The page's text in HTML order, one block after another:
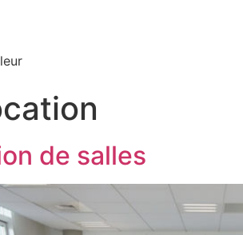
de salles